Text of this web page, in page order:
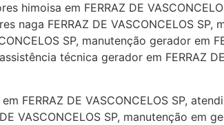
himoisa em FERRAZ DE
naga FERRAZ DE VASCONCELOS SP,
SP, manutenção gerador em
técnica gerador em FERRAZ DE
FERRAZ DE VASCONCELOS SP,
VASCONCELOS SP, manutenção em